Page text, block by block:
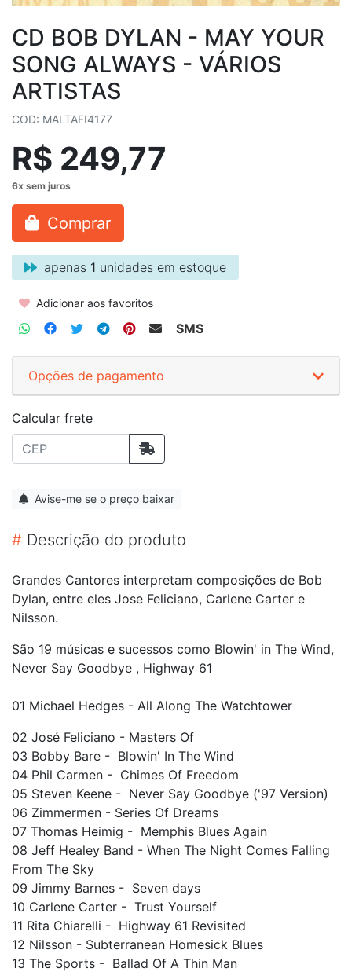
CD BOB DYLAN - MAY YOUR
SONG ALWAYS - VÁRIOS
ARTISTAS
COD: MALTAFI4177
R$ 249,77
Comprar
apenas 1 unidades em estoque
Adicionar aos favoritos
SMS
Opções de pagamento
Calcular frete
Avise-me se o preço baixar
# Descrição do produto
Grandes Cantores interpretam composições de Bob
Dylan, entre eles Jose Feliciano, Carlene Carter e
Nilsson.
São 19 músicas e sucessos como Blowin' in The Wind,
Never Say Goodbye , Highway 61
01 Michael Hedges - All Along The Watchtower
02 José Feliciano - Masters Of
03 Bobby Bare - Blowin' In The Wind
04 Phil Carmen - Chimes Of Freedom
05 Steven Keene - Never Say Goodbye ('97 Version)
06 Zimmermen - Series Of Dreams
07 Thomas Heimig - Memphis Blues Again
08 Jeff Healey Band - When The Night Comes Falling
From The Sky
09 Jimmy Barnes - Seven days
10 Carlene Carter - Trust Yourself
11 Rita Chiarelli - Highway 61 Revisited
12 Nilsson - Subterranean Homesick Blues
13 The Sports - Ballad Of A Thin Man